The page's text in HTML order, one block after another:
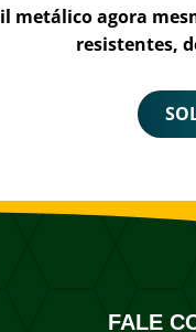
metálico agora
resistentes,
FALE